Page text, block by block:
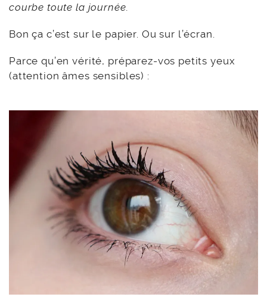
courbe toute la journée.
Bon ça c’est sur le papier. Ou sur l’écran.
Parce qu’en vérité, préparez-vos petits yeux
(attention âmes sensibles) :